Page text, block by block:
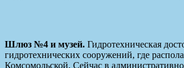
Шлюз №4 и музей. Гидротехническая
гидротехнических сооружений, где
Комсомольской. Сейчас в